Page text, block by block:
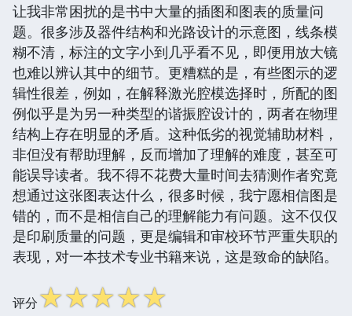
让我非常困扰的是书中大量的插图和图表的质量问
题。很多涉及器件结构和光路设计的示意图，线条模
糊不清，标注的文字小到几乎看不见，即便用放大镜
也难以辨认其中的细节。更糟糕的是，有些图示的逻
辑性很差，例如，在解释激光腔模选择时，所配的图
例似乎是为另一种类型的谐振腔设计的，两者在物理
结构上存在明显的矛盾。这种低劣的视觉辅助材料，
非但没有帮助理解，反而增加了理解的难度，甚至可
能误导读者。我不得不花费大量时间去猜测作者究竟
想通过这张图表达什么，很多时候，我宁愿相信图是
错的，而不是相信自己的理解能力有问题。这不仅仅
是印刷质量的问题，更是编辑和审校环节严重失职的
表现，对一本技术专业书籍来说，这是致命的缺陷。
评分☆☆☆☆☆